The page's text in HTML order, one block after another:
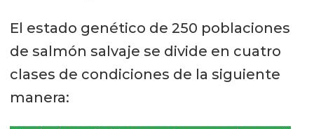
El estado genético de 250 poblaciones
de salmón salvaje se divide en cuatro
clases de condiciones de la siguiente
manera: